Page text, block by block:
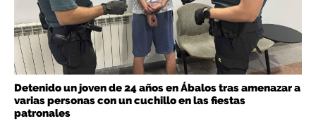
Detenido un joven de 24 años en Ábalos tras amenazar a
varias personas con un cuchillo en las fiestas
patronales